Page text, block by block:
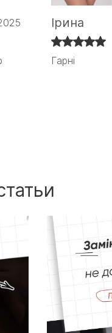
Ірина
Гарні
Гарні